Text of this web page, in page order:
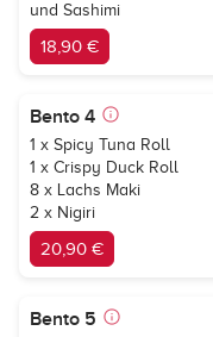
und Sashimi
18,90 €
Bento 4
1 x Spicy Tuna Roll
1 x Crispy Duck Roll
8 x Lachs Maki
2 x Nigiri
20,90 €
Bento 5